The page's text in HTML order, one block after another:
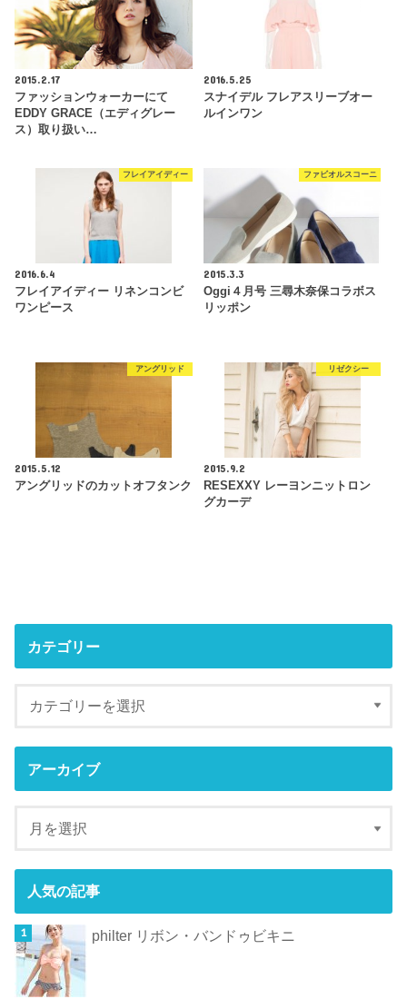
2015.2.17
ファッションウォーカーにて
EDDY GRACE（エディグレー
ス）取り扱い…
2016.5.25
スナイデル フレアスリーブオー
ルインワン
フレイアイディー
2016.6.4
フレイアイディー リネンコンビ
ワンピース
ファビオルスコーニ
2015.3.3
Oggi４月号 三尋木奈保コラボス
リッポン
アングリッド
2015.5.12
アングリッドのカットオフタンク
リゼクシー
2015.9.2
RESEXXY レーヨンニットロン
グカーデ
カテゴリー
アーカイブ
人気の記事
philter リボン・バンドゥビキニ